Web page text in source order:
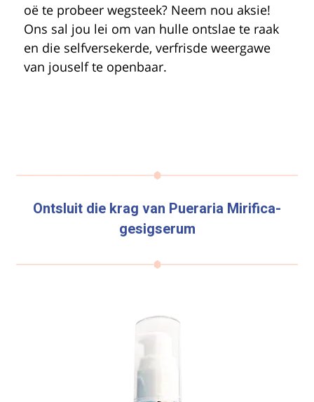
oë te probeer wegsteek? Neem nou aksie!
Ons sal jou lei om van hulle ontslae te raak
en die selfversekerde, verfrisde weergawe
van jouself te openbaar.
Ontsluit die krag van Pueraria Mirifica-
gesigserum